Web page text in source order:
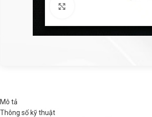
Mô tả
Thông số kỹ thuật